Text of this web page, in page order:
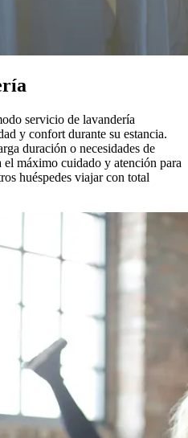
servicio de lavandería
y confort durante su estancia.
duración o necesidades de
el máximo cuidado y atención para
huéspedes viajar con total